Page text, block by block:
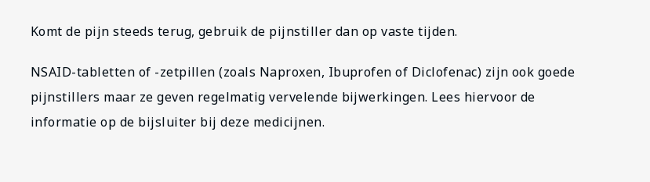
Komt de pijn steeds terug, gebruik de pijnstiller dan op vaste tijden.
NSAID-tabletten of -zetpillen (zoals Naproxen, Ibuprofen of Diclofenac) zijn ook goede
pijnstillers maar ze geven regelmatig vervelende bijwerkingen. Lees hiervoor de
informatie op de bijsluiter bij deze medicijnen.